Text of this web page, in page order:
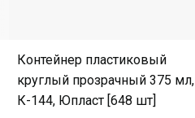
Контейнер пластиковый
круглый прозрачный 375 мл,
К-144, Юпласт [648 шт]